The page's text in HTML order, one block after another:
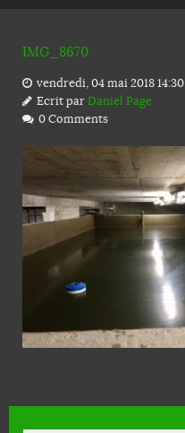
IMG_8670
vendredi, 04 mai 2018 14:30
Ecrit parDaniel Page
0 Comments